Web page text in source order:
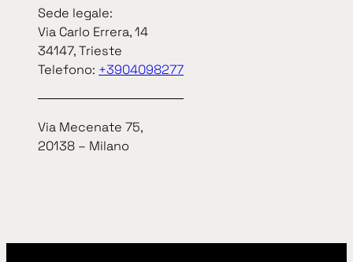
Sede legale:
Via Carlo Errera, 14
34147, Trieste
Telefono: +3904098277
Via Mecenate 75,
20138 – Milano